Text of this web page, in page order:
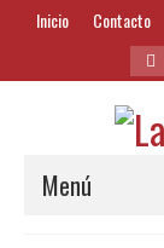
Inicio Contacto
por:
Menú